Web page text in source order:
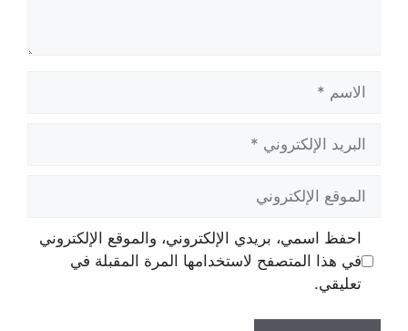
الاسم
البريد
الإلكتروني
الموقع
الإلكتروني
احفظ اسمي، بريدي الإلكتروني، والموقع الإلكتروني
في هذا المتصفح لاستخدامها المرة المقبلة في
تعليقي.